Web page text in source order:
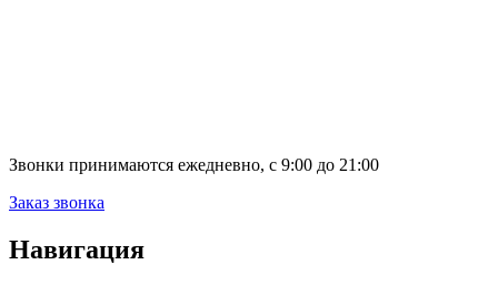
Звонки принимаются ежедневно, с 9:00 до 21:00
Заказ звонка
Навигация